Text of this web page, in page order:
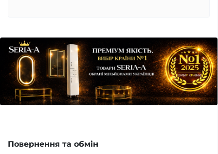
Повернення та обмін